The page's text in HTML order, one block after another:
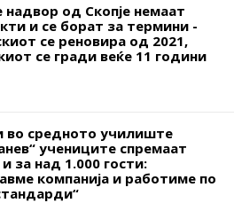
надвор од Скопје немаат
и се борат за термини -
се реновира од 2021,
се гради веќе 11 години
во средното училиште
учениците спремаат
за над 1.000 гости:
компанија и работиме по